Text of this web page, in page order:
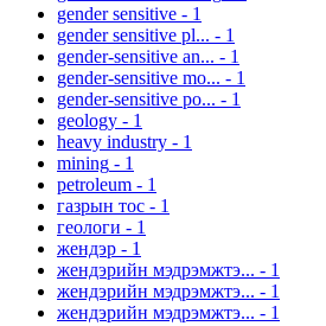
gender sensitive - 1
gender sensitive pl... - 1
gender-sensitive an... - 1
gender-sensitive mo... - 1
gender-sensitive po... - 1
geology - 1
heavy industry - 1
mining - 1
petroleum - 1
газрын тос - 1
геологи - 1
жендэр - 1
жендэрийн мэдрэмжтэ... - 1
жендэрийн мэдрэмжтэ... - 1
жендэрийн мэдрэмжтэ... - 1